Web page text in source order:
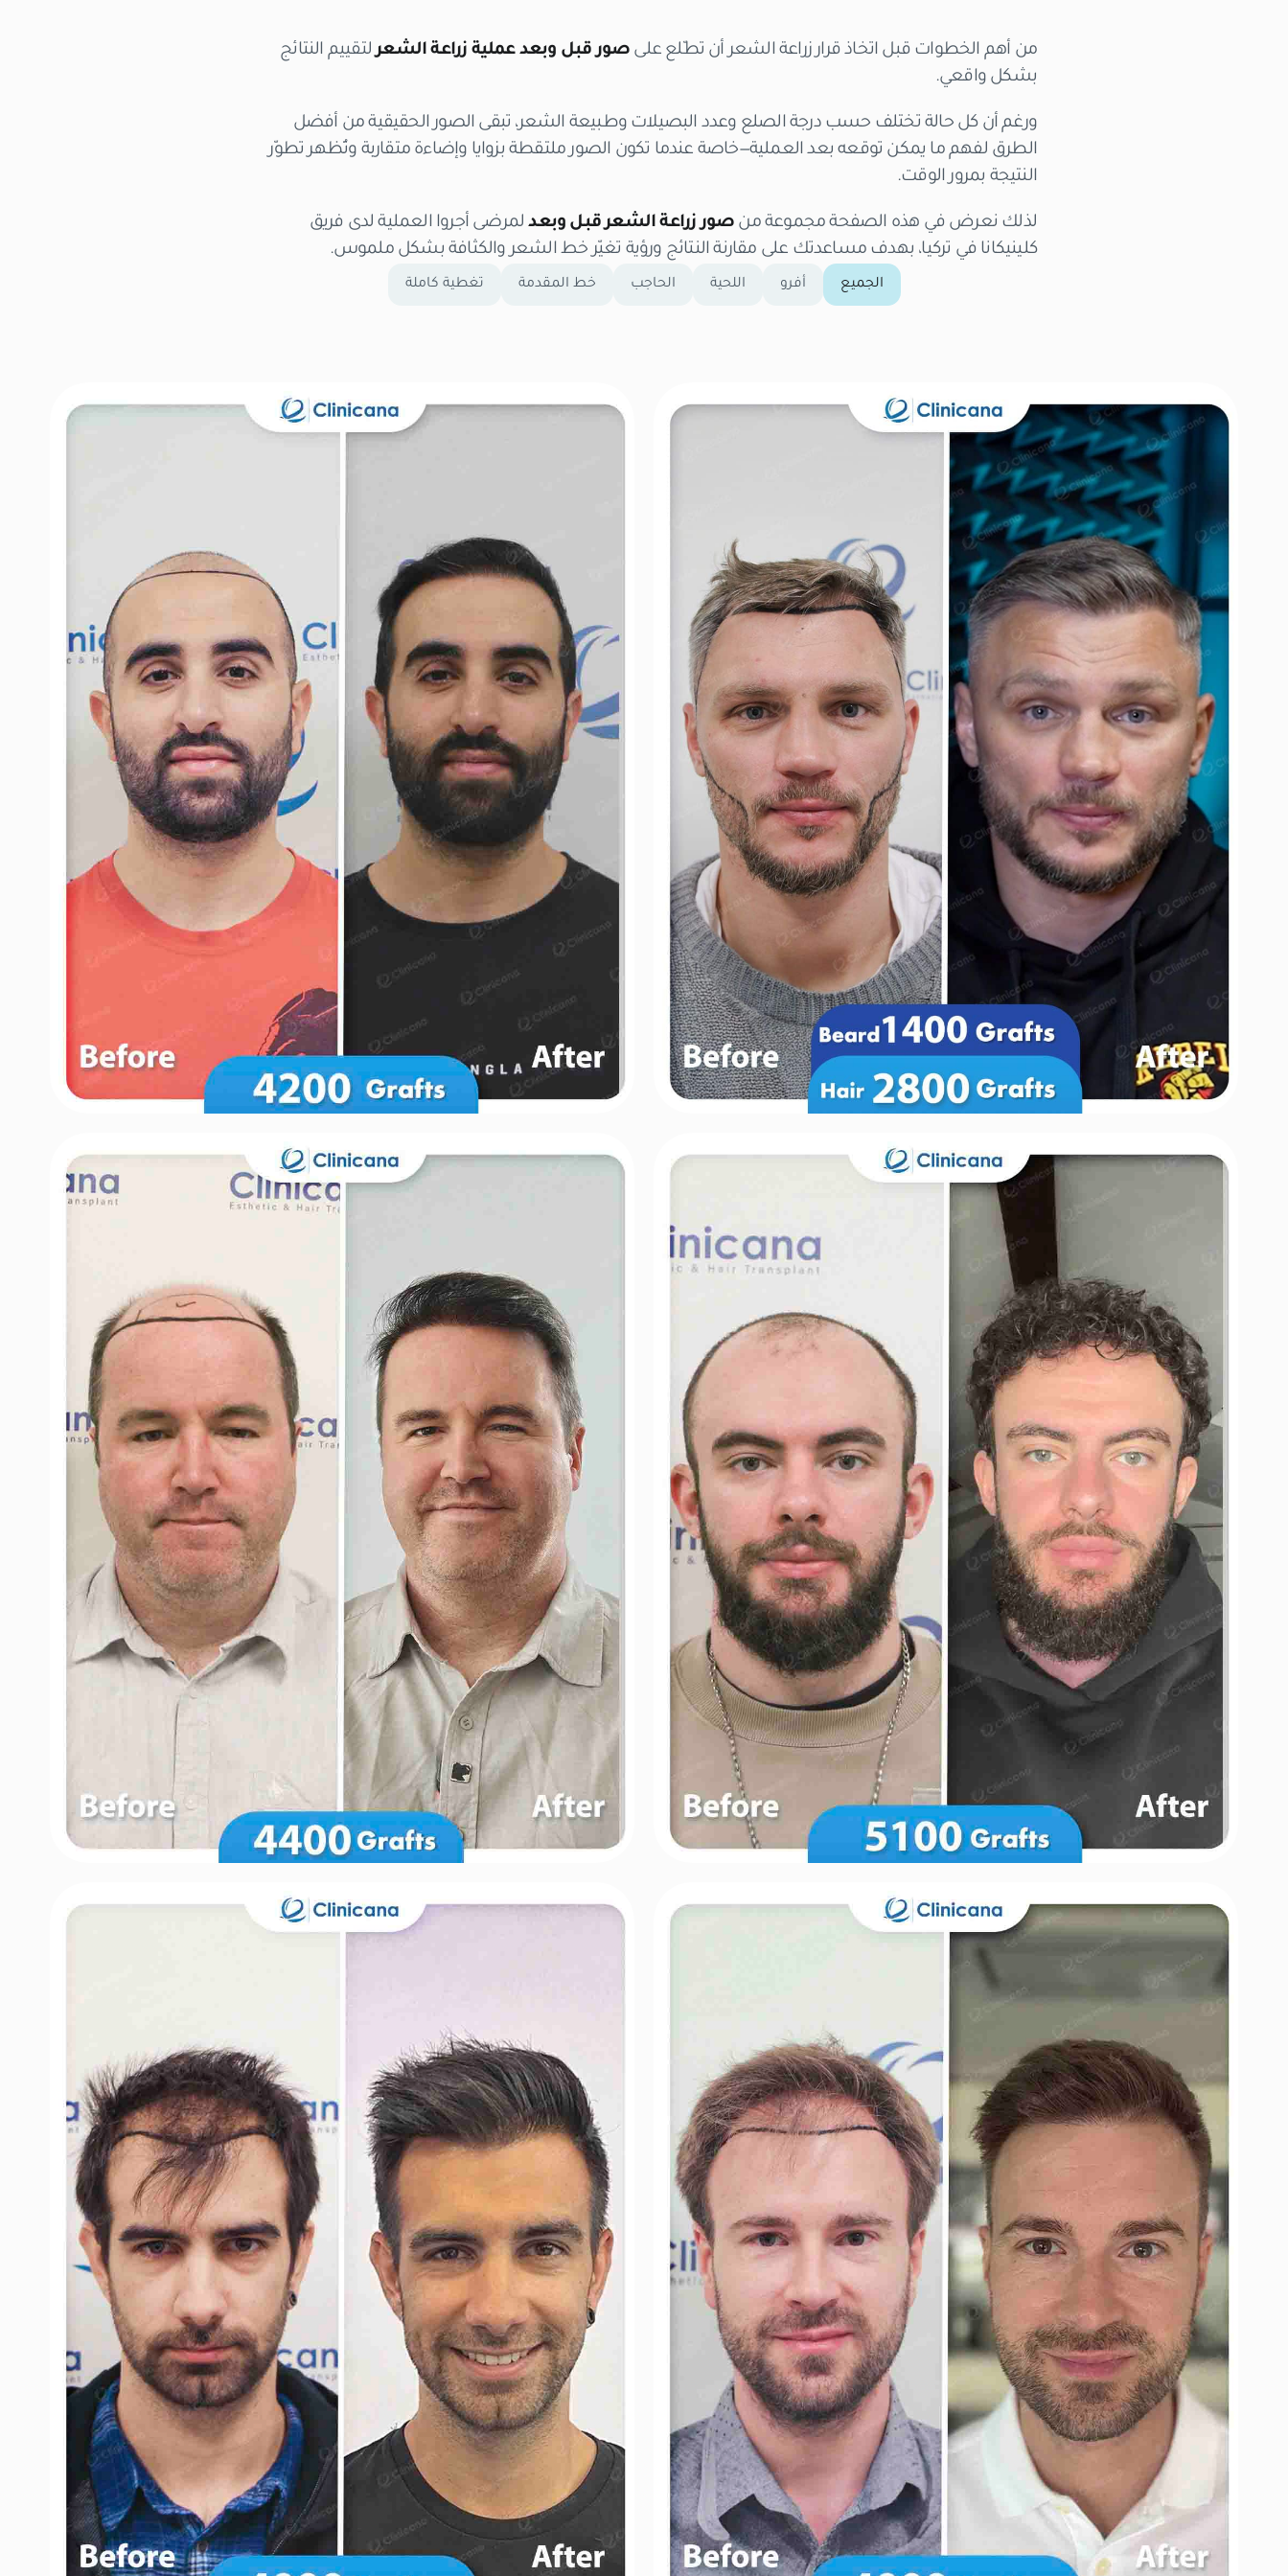
من أهم الخطوات قبل اتخاذ قرار زراعة الشعر أن تطّلع على صور قبل وبعد عملية زراعة الشعرلتقييم النتائج
بشكل واقعي.
ورغم أن كل حالة تختلف حسب درجة الصلع وعدد البصيلات وطبيعة الشعر، تبقى الصور الحقيقية من أفضل
الطرق لفهم ما يمكن توقعه بعد العملية—خاصة عندما تكون الصور ملتقطة بزوايا وإضاءة متقاربة وتُظهر تطوّر
النتيجة بمرور الوقت.
لذلك نعرض في هذه الصفحة مجموعة من صور زراعة الشعر قبل وبعدلمرضى أجروا العملية لدى فريق
كلينيكانا في تركيا، بهدف مساعدتك على مقارنة النتائج ورؤية تغيّر خط الشعر والكثافة بشكل ملموس.
الجميع أفرو اللحية الحاجب خط المقدمة تغطية كاملة